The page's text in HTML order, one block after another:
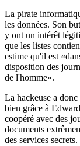
La pirate
les données. Son
y ont un intérêt
que les listes
estime qu'il est
disposition des
de l'homme».
La hackeuse a
bien grâce à
coopéré avec des
documents
des services secrets.